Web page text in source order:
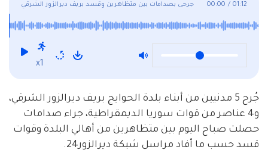
جرحى بصدامات بين متظاهرين وقسد بريف ديرالزور الشرقي 00:00 / 01:12
x1
جُرح 5 مدنيين من أبناء بلدة الحوايج بريف ديرالزور الشرقي،
و4 عناصر من قوات سوريا الديمقراطية، جراء صدامات
حصلت صباح اليوم بين متظاهرين من أهالي البلدة وقوات
قسد حسب ما أفاد مراسل شبكة ديرالزور24.